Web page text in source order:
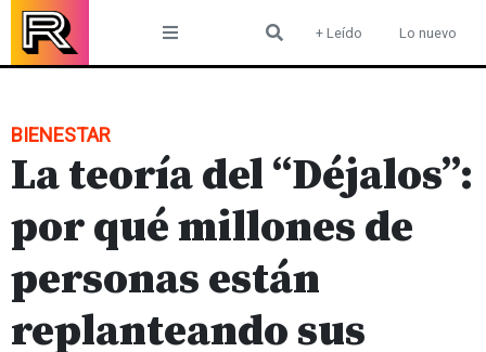
Skip
content
+ Leído Lo nuevo
BIENESTAR
La teoría del “Déjalos”:
por qué millones de
personas están
replanteando sus